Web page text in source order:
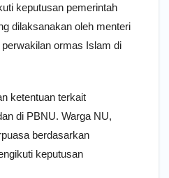
keputusan pemerintah
dilaksanakan oleh menteri
ormas Islam di
ketentuan terkait
di PBNU. Warga NU,
berdasarkan
keputusan